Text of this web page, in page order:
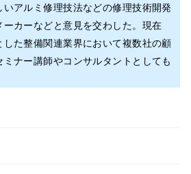
アルミ修理技法などの修理技術開発
カーなどと意見を交わした。現在
た整備関連業界において複数社の顧
ナー講師やコンサルタントとしても